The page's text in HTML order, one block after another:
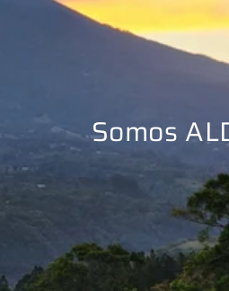
Somos